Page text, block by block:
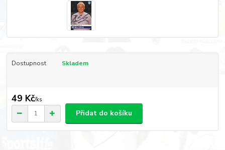
Dostupnost Skladem
49 Kč/ks
Přidat do košíku